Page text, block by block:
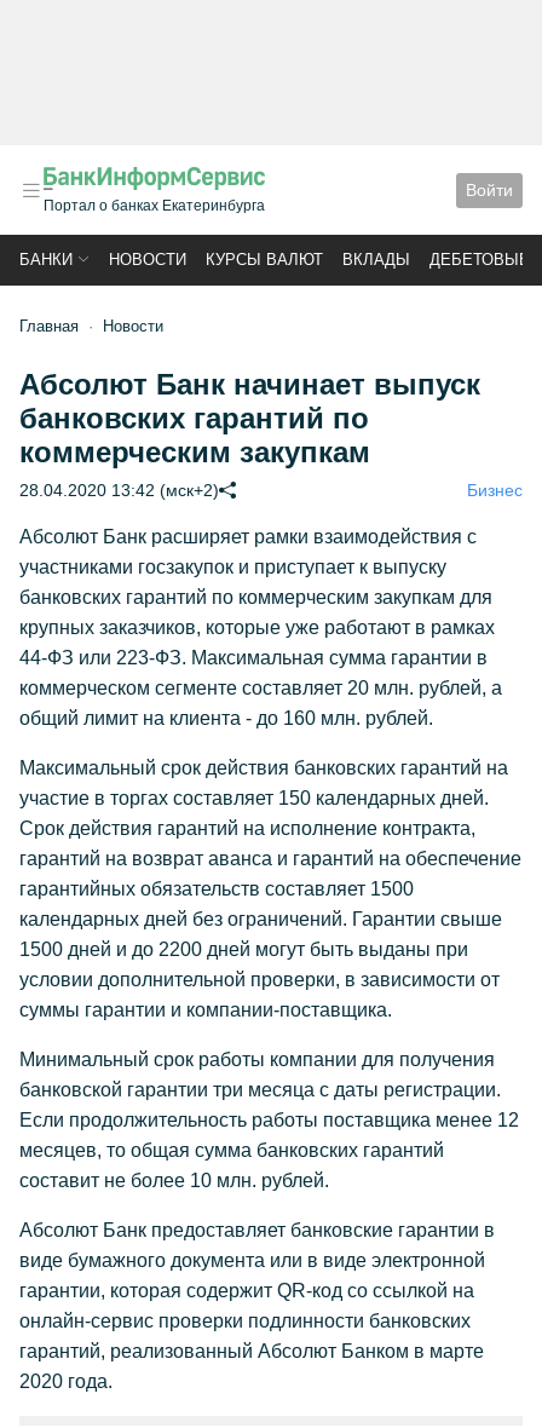
Портал о банках Екатеринбурга
Войти
БАНКИ НОВОСТИ КУРСЫ ВАЛЮТ ВКЛАДЫ ДЕБЕТОВЫЕ
Главная Новости
Абсолют Банк начинает выпуск
банковских гарантий по
коммерческим закупкам
28.04.2020 13:42 (мск+2) Бизнес
Абсолют Банк расширяет рамки взаимодействия с
участниками госзакупок и приступает к выпуску
банковских гарантий по коммерческим закупкам для
крупных заказчиков, которые уже работают в рамках
44-ФЗ или 223-ФЗ. Максимальная сумма гарантии в
коммерческом сегменте составляет 20 млн. рублей, а
общий лимит на клиента - до 160 млн. рублей.
Максимальный срок действия банковских гарантий на
участие в торгах составляет 150 календарных дней.
Срок действия гарантий на исполнение контракта,
гарантий на возврат аванса и гарантий на обеспечение
гарантийных обязательств составляет 1500
календарных дней без ограничений. Гарантии свыше
1500 дней и до 2200 дней могут быть выданы при
условии дополнительной проверки, в зависимости от
суммы гарантии и компании-поставщика.
Минимальный срок работы компании для получения
банковской гарантии три месяца с даты регистрации.
Если продолжительность работы поставщика менее 12
месяцев, то общая сумма банковских гарантий
составит не более 10 млн. рублей.
Абсолют Банк предоставляет банковские гарантии в
виде бумажного документа или в виде электронной
гарантии, которая содержит QR-код со ссылкой на
онлайн-сервис проверки подлинности банковских
гарантий, реализованный Абсолют Банком в марте
2020 года.